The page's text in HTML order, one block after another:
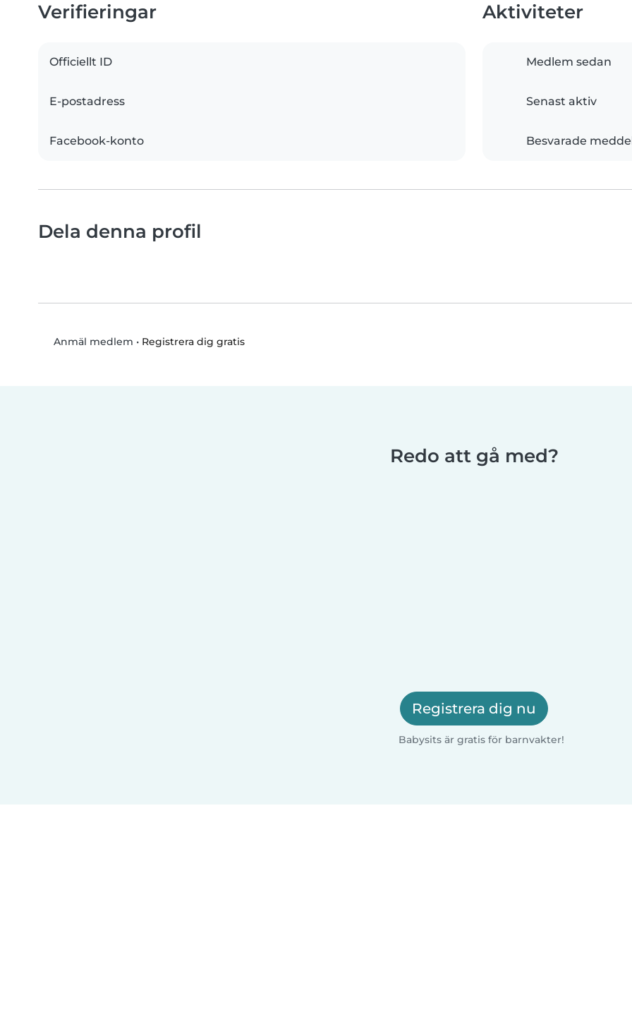
Verifieringar
Officiellt ID
E-postadress
Facebook-konto
Aktiviteter
Medlem sedan
Senast aktiv
Besvarade
Dela denna profil
Anmäl medlem • Registrera dig gratis
Redo att gå med?
Registrera dig nu
Babysits är gratis för barnvakter!